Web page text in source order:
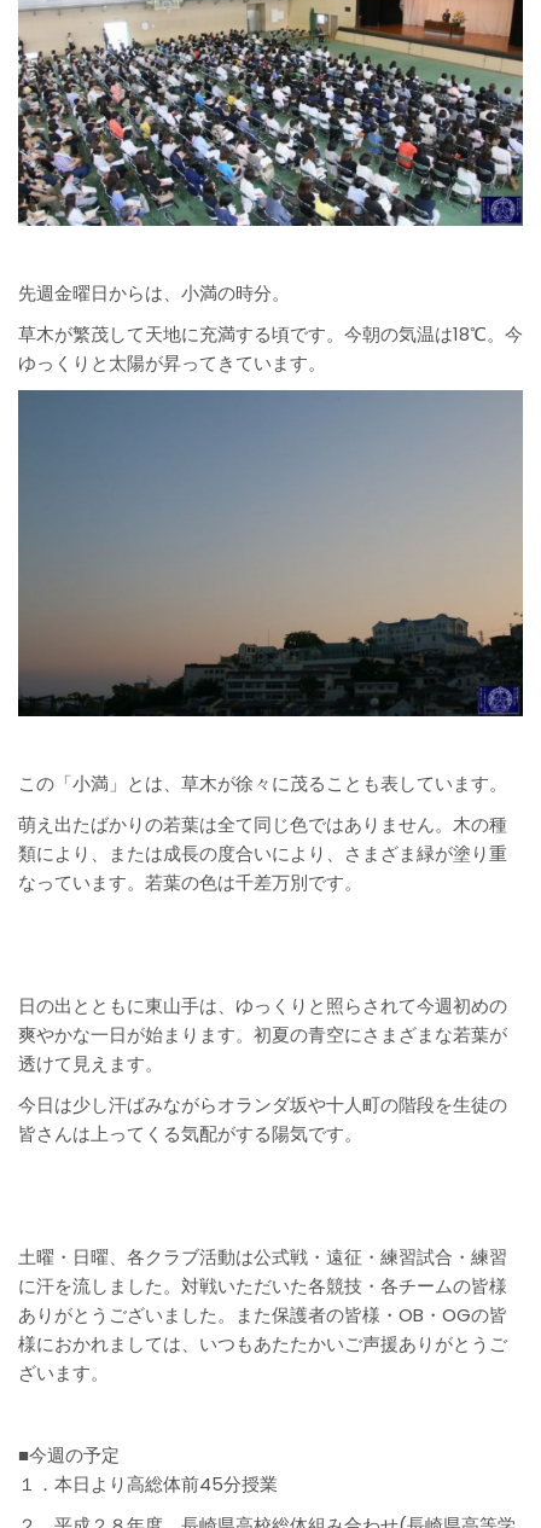
先週金曜日からは、小満の時分。
草木が繁茂して天地に充満する頃です。今朝の気温は18℃。今
ゆっくりと太陽が昇ってきています。
この「小満」とは、草木が徐々に茂ることも表しています。
萌え出たばかりの若葉は全て同じ色ではありません。木の種
類により、または成長の度合いにより、さまざま緑が塗り重
なっています。若葉の色は千差万別です。
日の出とともに東山手は、ゆっくりと照らされて今週初めの
爽やかな一日が始まります。初夏の青空にさまざまな若葉が
透けて見えます。
今日は少し汗ばみながらオランダ坂や十人町の階段を生徒の
皆さんは上ってくる気配がする陽気です。
土曜・日曜、各クラブ活動は公式戦・遠征・練習試合・練習
に汗を流しました。対戦いただいた各競技・各チームの皆様
ありがとうございました。また保護者の皆様・OB・OGの皆
様におかれましては、いつもあたたかいご声援ありがとうご
ざいます。
■今週の予定
１．本日より高総体前45分授業